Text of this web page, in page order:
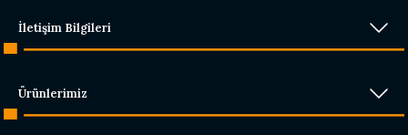
İletişim Bilgileri
Ürünlerimiz